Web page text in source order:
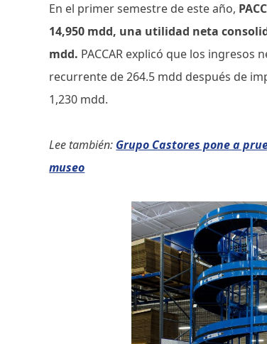
En el primer semestre de este año,
14,950 mdd, una utilidad neta
mdd. PACCAR explicó que los
recurrente de 264.5 mdd después de
1,230 mdd.
Lee también: Grupo Castores pone a
museo